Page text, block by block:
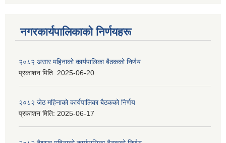
नगरकार्यपालिकाकाे निर्णयहरू
२०८२ असार महिनाको कार्यपालिका बैठकको निर्णय
प्रकाशन मिति: 2025-06-20
२०८२ जेठ महिनाको कार्यपालिका बैठकको निर्णय
प्रकाशन मिति: 2025-06-17